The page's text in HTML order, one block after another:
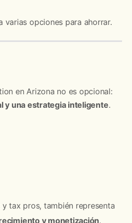
varias opciones para ahorrar.
en Arizona no es opcional:
y una estrategia inteligente.
y tax pros, también representa
y monetización.